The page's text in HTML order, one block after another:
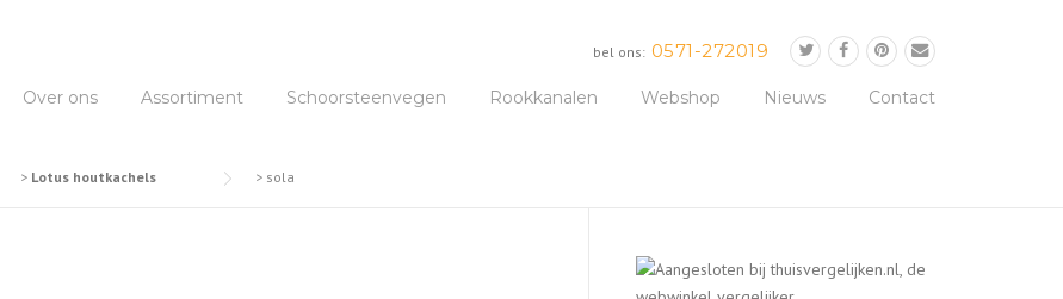
bel ons: 0571-272019
Over ons Assortiment Schoorsteenvegen Rookkanalen Webshop Nieuws Contact
> Lotus houtkachels > sola